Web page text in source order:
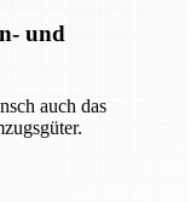
und
auch das